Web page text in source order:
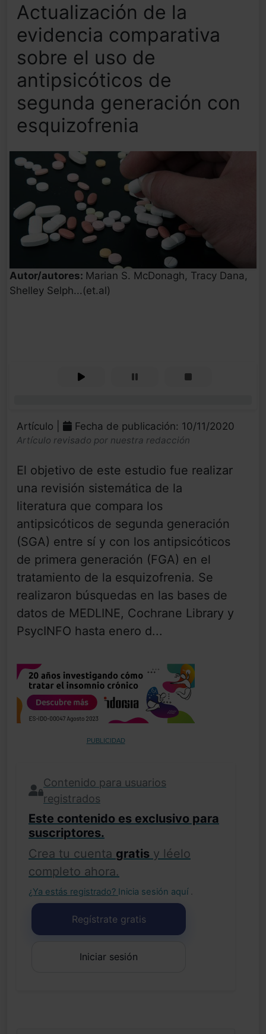
Actualización de la
evidencia comparativa
sobre el uso de
antipsicóticos de
segunda generación con
esquizofrenia
Autor/autores: Marian S. McDonagh, Tracy Dana,
Shelley Selph...(et.al)
Artículo | Fecha de publicación: 10/11/2020
Artículo revisado por nuestra redacción
El objetivo de este estudio fue realizar
una revisión sistemática de la
literatura que compara los
antipsicóticos de segunda generación
(SGA) entre sí y con los antipsicóticos
de primera generación (FGA) en el
tratamiento de la esquizofrenia. Se
realizaron búsquedas en las bases de
datos de MEDLINE, Cochrane Library y
PsycINFO hasta enero d...
PUBLICIDAD
Contenido para usuarios
registrados
Este contenido es exclusivo para
suscriptores.
Crea tu cuenta gratis y léelo
completo ahora.
¿Ya estás registrado? Inicia sesión aquí .
Regístrate gratis
Iniciar sesión